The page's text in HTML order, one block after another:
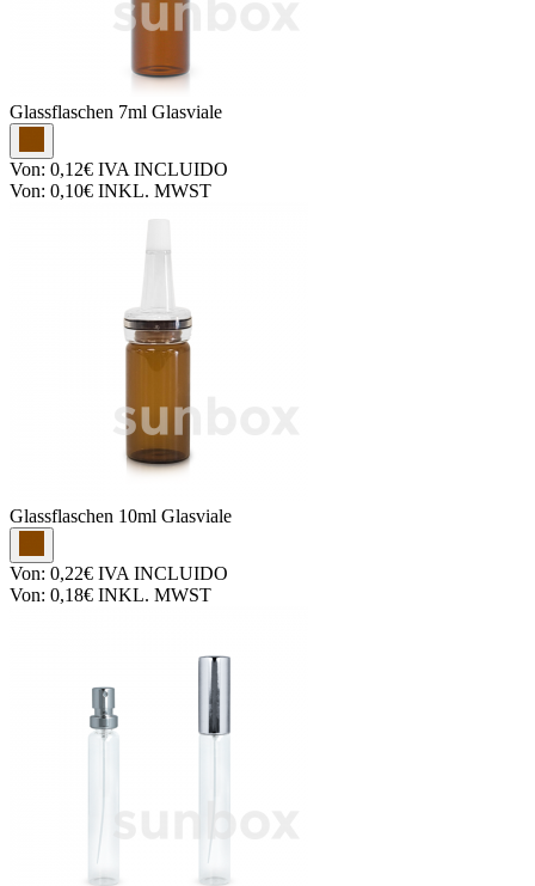
Glassflaschen 7ml Glasviale
Von: 0,12€ IVA INCLUIDO
Von: 0,10€ INKL. MWST
Glassflaschen 10ml Glasviale
Von: 0,22€ IVA INCLUIDO
Von: 0,18€ INKL. MWST